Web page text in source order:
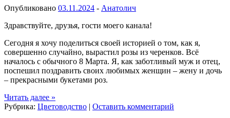
Опубликовано 03.11.2024 - Анатолич
Здравствуйте, друзья, гости моего канала!
Сегодня я хочу поделиться своей историей о том, как я,
совершенно случайно, вырастил розы из черенков. Всё
началось с обычного 8 Марта. Я, как заботливый муж и отец,
поспешил поздравить своих любимых женщин – жену и дочь
– прекрасными букетами роз.
Читать далее »
Рубрика: Цветоводство | Оставить комментарий